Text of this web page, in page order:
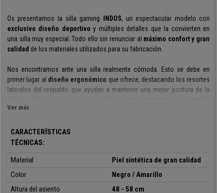
Os presentamos la silla gaming INDOS, un espectacular modelo con
exclusivo diseño deportivo y múltiples detalles que la convierten en
una silla muy especial. Todo ello sin renunciar al máximo confort y gran
calidad de los materiales utilizados para su fabricación.
Nos encontramos ante una silla realmente cómoda. Esto se debe en
primer lugar al diseño ergonómico que ofrece, destacando los resortes
laterales del respaldo que ayudan a mantener una mejor postura de la
respaldo que aportan una comodidad excepcional
confort superior en esta zona de la espalda.
cual la silla puede reclinarse siempre en el mismo ángulo. Además
incluye un sistema de balanceo
que se activa haciendo un pequeño
Ver más
CARACTERÍSTICAS
TÉCNICAS:
Material
Piel sintética de gran calidad
Color
Negro / Amarillo
Altura del asiento
48 - 58 cm